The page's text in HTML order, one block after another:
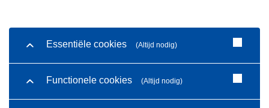
Essentiële cookies (Altijd nodig)
Functionele cookies (Altijd nodig)